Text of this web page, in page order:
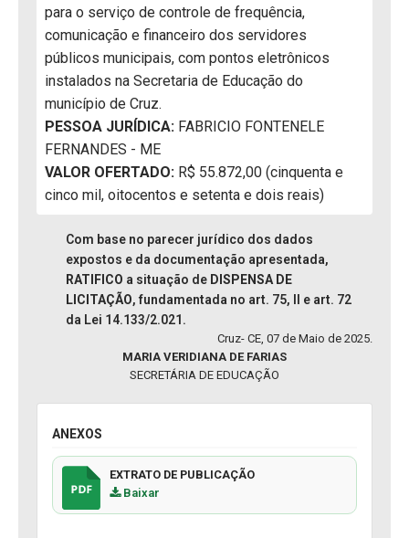
para o serviço de controle de frequência,
comunicação e financeiro dos servidores
públicos municipais, com pontos eletrônicos
instalados na Secretaria de Educação do
município de Cruz.
PESSOA JURÍDICA: FABRICIO FONTENELE
FERNANDES - ME
VALOR OFERTADO: R$ 55.872,00 (cinquenta e
cinco mil, oitocentos e setenta e dois reais)
Com base no parecer jurídico dos dados
expostos e da documentação apresentada,
RATIFICO a situação de DISPENSA DE
LICITAÇÃO, fundamentada no art. 75, II e art. 72
da Lei 14.133/2.021.
Cruz- CE, 07 de Maio de 2025.
MARIA VERIDIANA DE FARIAS
SECRETÁRIA DE EDUCAÇÃO
ANEXOS
EXTRATO DE PUBLICAÇÃO
Baixar